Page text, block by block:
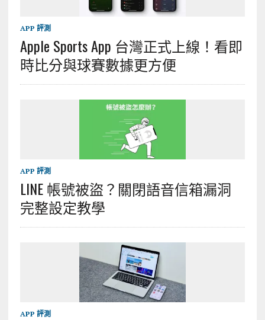
APP 評測
Apple Sports App 台灣正式上線！看即
時比分與球賽數據更方便
APP 評測
LINE 帳號被盜？關閉語音信箱漏洞
完整設定教學
APP 評測